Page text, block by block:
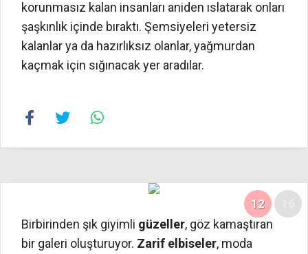
korunmasız kalan insanları aniden ıslatarak onları
şaşkınlık içinde bıraktı. Şemsiyeleri yetersiz
kalanlar ya da hazırlıksız olanlar, yağmurdan
kaçmak için sığınacak yer aradılar.
12
Birbirinden şık giyimli güzeller, göz kamaştıran
bir galeri oluşturuyor. Zarif elbiseler, moda